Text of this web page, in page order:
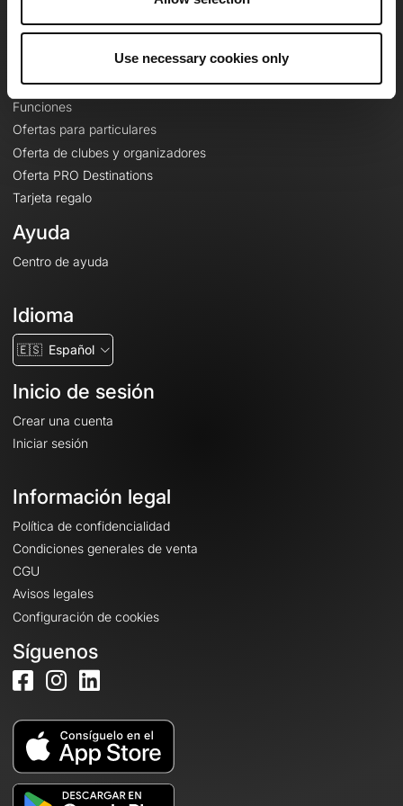
Use necessary cookies only
Le Mag'
Mapas base topográficos
Funciones
Ofertas para particulares
Oferta de clubes y organizadores
Oferta PRO Destinations
Tarjeta regalo
Ayuda
Centro de ayuda
Idioma
🇪🇸 Español
Inicio de sesión
Crear una cuenta
Iniciar sesión
Información legal
Política de confidencialidad
Condiciones generales de venta
CGU
Avisos legales
Configuración de cookies
Síguenos